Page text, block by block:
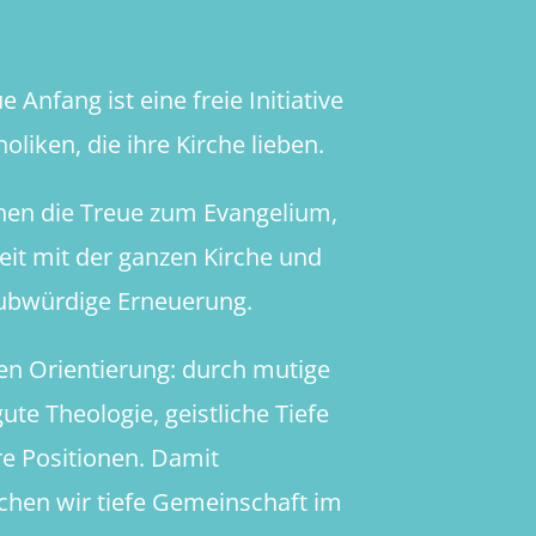
Anfang ist eine freie Initiative
die ihre Kirche lieben.
die Treue zum Evangelium,
mit der ganzen Kirche und
Erneuerung.
Orientierung: durch mutige
Theologie, geistliche Tiefe
Positionen. Damit
wir tiefe Gemeinschaft im